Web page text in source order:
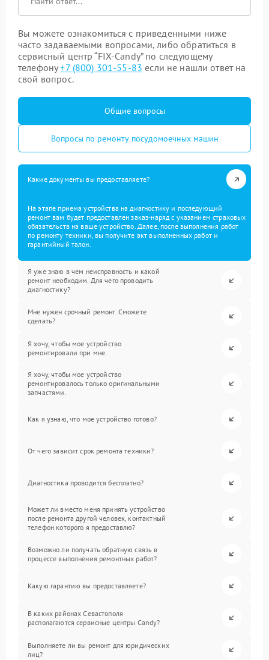
Вы можете ознакомиться с приведенными ниже
часто задаваемыми вопросами, либо обратиться в
сервисный центр “FIX-Candy” по следующему
телефону+7 (800) 301-55-83 если не нашли ответ на
свой вопрос.
Общие вопросы
Вопросы по ремонту посудомоечных машин
Какие документы вы предоставляете?
На этапе приема устройства на диагностику и последующий
ремонт вам будет предоставлен заказ-наряд с указанием страховых
обязательств на ваше устройство. Далее, после выполнения работ
по ремонту техники, вы получите акт выполненных работ и
гарантийный талон.
Я уже знаю в чем неисправность и какой
ремонт необходим. Для чего проводить
диагностику?
Мне нужен срочный ремонт. Сможете
сделать?
Я хочу, чтобы мое устройство
ремонтировали при мне.
Я хочу, чтобы мое устройство
ремонтировалось только оригинальными
запчастями.
Как я узнаю, что мое устройство готово?
От чего зависит срок ремонта техники?
Диагностика проводится бесплатно?
Может ли вместо меня принять устройство
после ремонта другой человек, контактный
телефон которого я предоставлю?
Возможно ли получать обратную связь в
процессе выполнения ремонтных работ?
Какую гарантию вы предоставляете?
В каких районах Севастополя
располагаются сервисные центры Candy?
Выполняете ли вы ремонт для юридических
лиц?